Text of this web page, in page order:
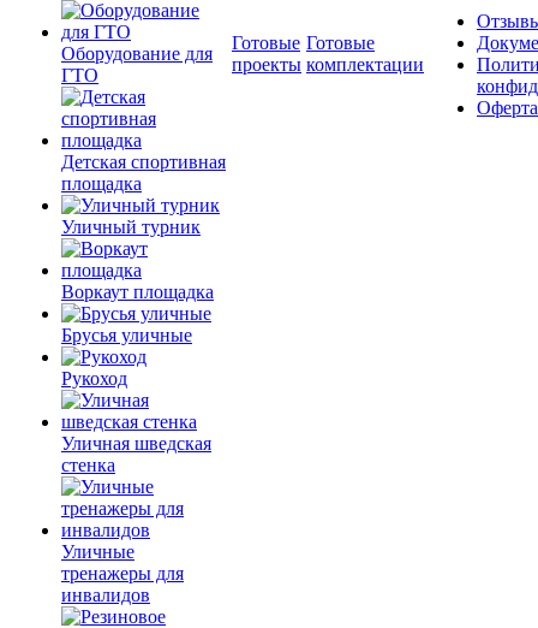
Оборудование для
ГТО
Детская спортивная
площадка
Уличный турник
Воркаут площадка
Брусья уличные
Рукоход
Уличная шведская
стенка
Уличные
тренажеры для
инвалидов
Готовые
проекты
Готовые
комплектации
Оферта